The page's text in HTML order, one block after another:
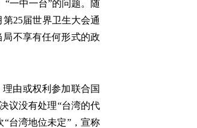
“一中一台”的问题。随
25届世界卫生大会通
不享有任何形式的政
由或权利参加联合国
议没有处理“台湾的代
台湾地位未定”，宣称